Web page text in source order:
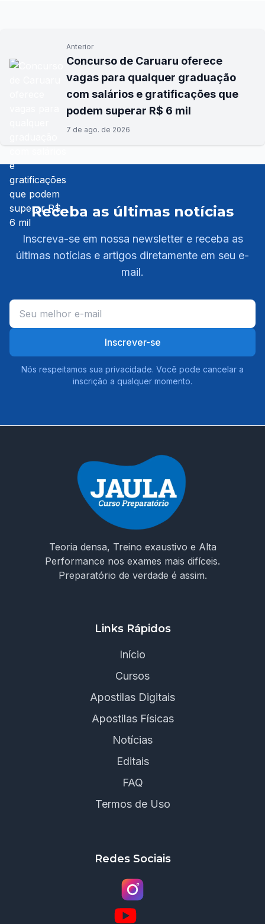
Anterior
Concurso de Caruaru oferece
vagas para qualquer graduação
com salários e gratificações que
podem superar R$ 6 mil
7 de ago. de 2026
Receba as últimas notícias
Inscreva-se em nossa newsletter e receba as
últimas notícias e artigos diretamente em seu e-
mail.
Inscrever-se
Nós respeitamos sua privacidade. Você pode cancelar a
inscrição a qualquer momento.
Teoria densa, Treino exaustivo e Alta
Performance nos exames mais difíceis.
Preparatório de verdade é assim.
Links Rápidos
Início
Cursos
Apostilas Digitais
Apostilas Físicas
Notícias
Editais
FAQ
Termos de Uso
Redes Sociais